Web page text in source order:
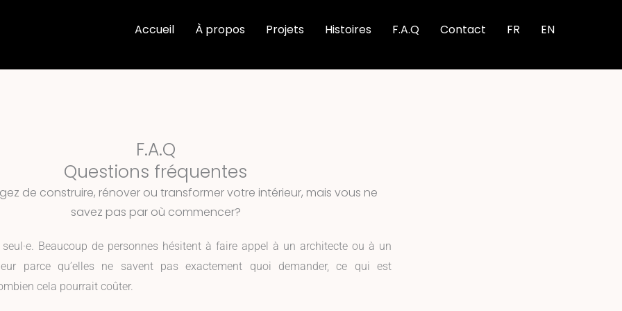
Accueil À propos Projets Histoires F.A.Q Contact FR EN
F.A.Q
Questions fréquentes
de construire, rénover ou transformer votre intérieur, mais vous ne
savez pas par où commencer?
seul·e. Beaucoup de personnes hésitent à faire appel à un architecte ou à un
parce qu’elles ne savent pas exactement quoi demander, ce qui est
cela pourrait coûter.